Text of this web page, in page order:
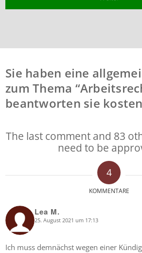
Sie haben eine
zum Thema
beantworten sie
The last comment and 83
need to be
4
KOMMENTARE
Lea M.
says: 25. August 2021 um 17:13
Ich muss demnächst wegen einer